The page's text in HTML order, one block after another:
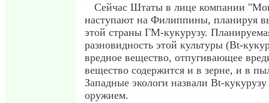
Сейчас Штаты в лице компании
наступают на Филиппины, планируя
этой страны ГМ-кукурузу.
разновидность этой культуры (Bt-
вредное вещество, отпугивающее
вещество содержится и в зерне, и в
Западные экологи назвали Bt-
оружием.